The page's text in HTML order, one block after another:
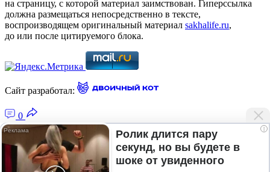
на страницу, с которой материал заимствован. Гиперссылка
должна размещаться непосредственно в тексте,
воспроизводящем оригинальный материал sakhalife.ru,
до или после цитируемого блока.
Сайт разработал:
0
Главная — Новости Якутии и мира
Лента новостей
i
Ролик длится пару
секунд, но вы будете в
шоке от увиденного